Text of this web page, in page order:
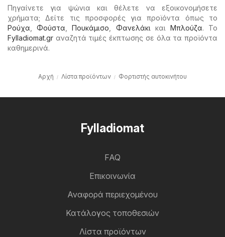
Πηγαίνετε για ψώνια και θέλετε να εξοικονομήσετε
χρήματα; Δείτε τις προσφορές για προϊόντα όπως το
Ρούχα ,Φούστα ,Πουκάμισο Φανελάκι και Μπλούζα. Το
Fylladiomat.gr αναζητά τιμές έκπτωσης σε όλα τα προϊόντα
καθημερινά.
Αρχή Λίστα προϊόντων Φορτιστής αυτοκινήτου
Fylladiomat
FAQ
Επικοινωνία
Αναφορά περιεχομένου
Κατάλογος τοποθεσιών
Λίστα προϊόντων